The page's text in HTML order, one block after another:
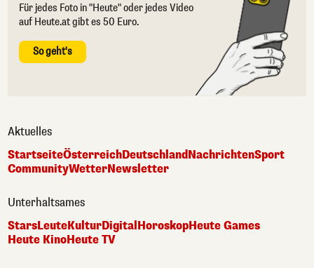
Für jedes Foto in "Heute" oder jedes Video
auf Heute.at gibt es 50 Euro.
So geht's
Aktuelles
StartseiteÖsterreichDeutschlandNachrichtenSport
CommunityWetterNewsletter
Unterhaltsames
StarsLeuteKulturDigitalHoroskopHeute Games
Heute KinoHeute TV